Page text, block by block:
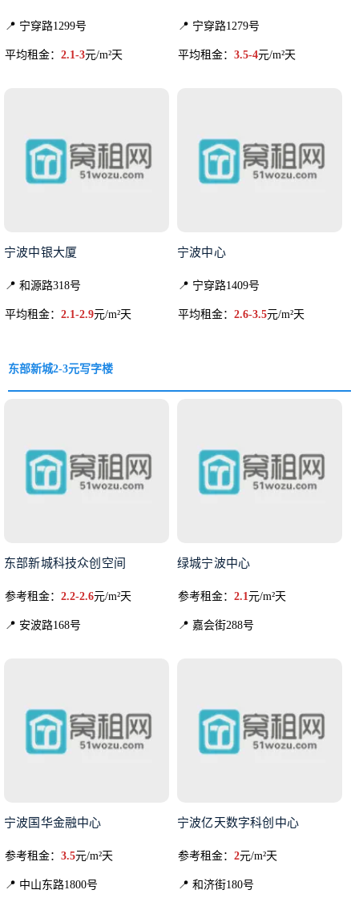
📍 宁穿路1299号
平均租金： 2.1-3元/m²天
📍 宁穿路1279号
平均租金：3.5-4元/m²天
宁波中银大厦
📍 和源路318号
平均租金： 2.1-2.9元/m²天
宁波中心
📍 宁穿路1409号
平均租金：2.6-3.5元/m²天
东部新城2-3元写字楼
东部新城科技众创空间
参考租金： 2.2-2.6元/m²天
📍 安波路168号
绿城宁波中心
参考租金：2.1元/m²天
📍 嘉会街288号
宁波国华金融中心
参考租金： 3.5元/m²天
📍 中山东路1800号
宁波亿天数字科创中心
参考租金：2元/m²天
📍 和济街180号